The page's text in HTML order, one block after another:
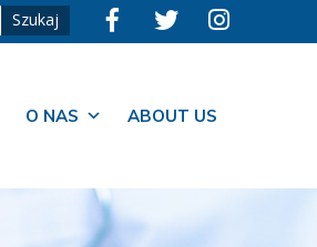
O NAS ABOUT US